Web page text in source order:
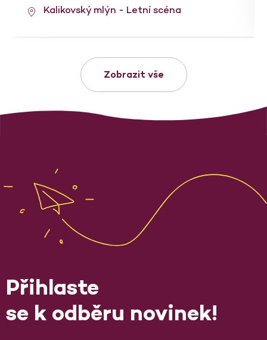
Kalikovský mlýn - Letní scéna
Zobrazit vše
Přihlaste
se k odběru novinek!